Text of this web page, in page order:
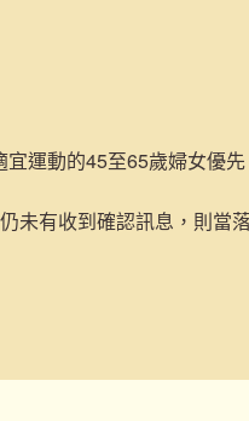
運動的45至65歲婦女優
未有收到確認訊息，則當